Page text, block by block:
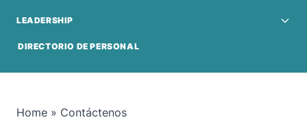
LEADERSHIP
DIRECTORIO DE PERSONAL
Home » Contáctenos